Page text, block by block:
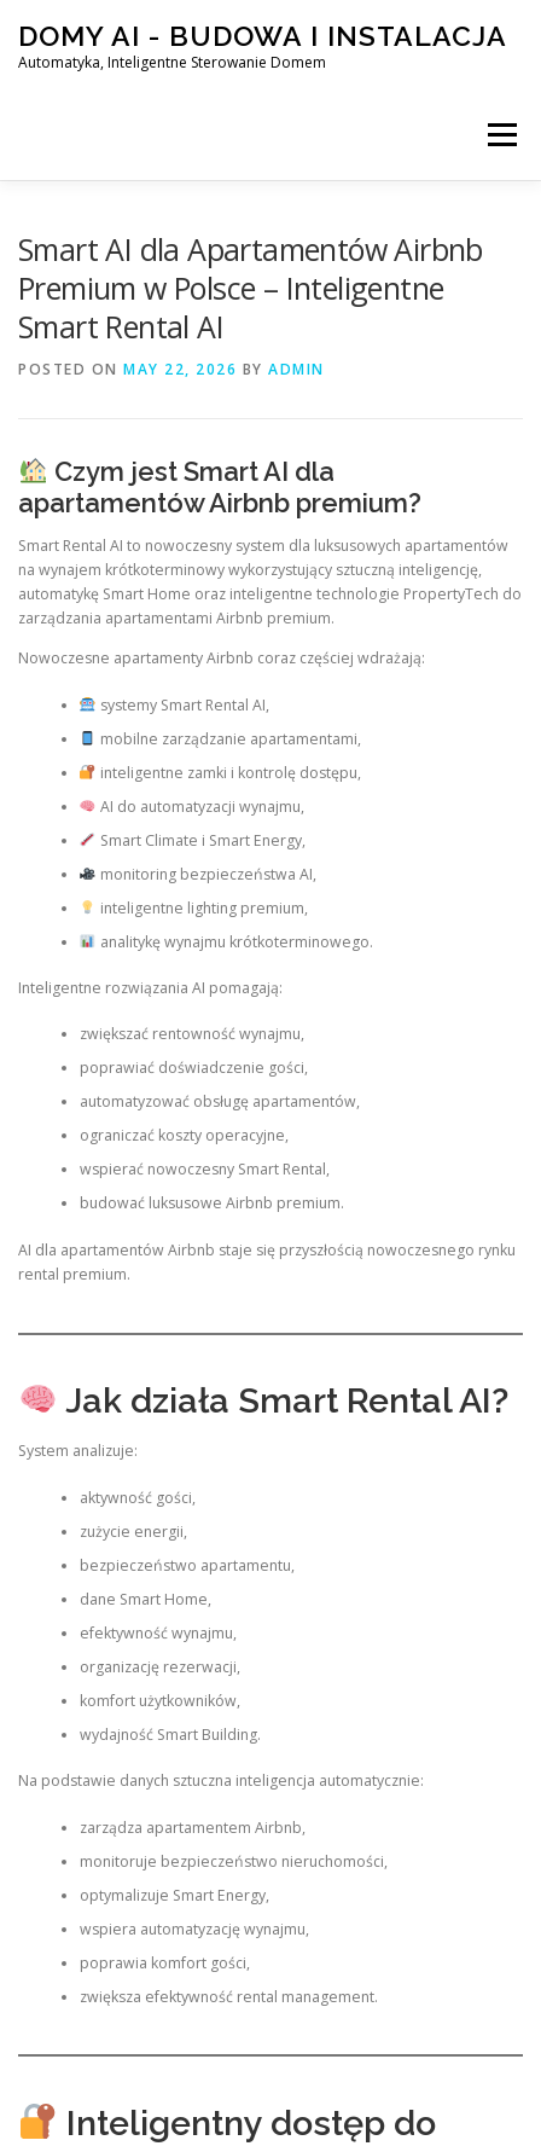
content
DOMY AI - BUDOWA I INSTALACJA
Automatyka, Inteligentne Sterowanie Domem
Menu
SMART DOM AI – AUTOMATYKA, INTELIGENTNE
Smart AI dla Apartamentów Airbnb
Premium w Polsce – Inteligentne
Smart Rental AI
POSTED ON MAY 22, 2026 BY ADMIN
Czym jest Smart AI dla
apartamentów Airbnb premium?
Smart Rental AI to nowoczesny system dla luksusowych apartamentów
na wynajem krótkoterminowy wykorzystujący sztuczną inteligencję,
automatykę Smart Home oraz inteligentne technologie PropertyTech do
zarządzania apartamentami Airbnb premium.
Nowoczesne apartamenty Airbnb coraz częściej wdrażają:
systemy Smart Rental AI,
mobilne zarządzanie apartamentami,
inteligentne zamki i kontrolę dostępu,
AI do automatyzacji wynajmu,
Smart Climate i Smart Energy,
monitoring bezpieczeństwa AI,
inteligentne lighting premium,
analitykę wynajmu krótkoterminowego.
Inteligentne rozwiązania AI pomagają:
zwiększać rentowność wynajmu,
poprawiać doświadczenie gości,
automatyzować obsługę apartamentów,
ograniczać koszty operacyjne,
wspierać nowoczesny Smart Rental,
budować luksusowe Airbnb premium.
AI dla apartamentów Airbnb staje się przyszłością nowoczesnego rynku
rental premium.
Jak działa Smart Rental AI?
System analizuje:
aktywność gości,
zużycie energii,
bezpieczeństwo apartamentu,
dane Smart Home,
efektywność wynajmu,
organizację rezerwacji,
komfort użytkowników,
wydajność Smart Building.
Na podstawie danych sztuczna inteligencja automatycznie:
zarządza apartamentem Airbnb,
monitoruje bezpieczeństwo nieruchomości,
optymalizuje Smart Energy,
wspiera automatyzację wynajmu,
poprawia komfort gości,
zwiększa efektywność rental management.
Inteligentny dostęp do